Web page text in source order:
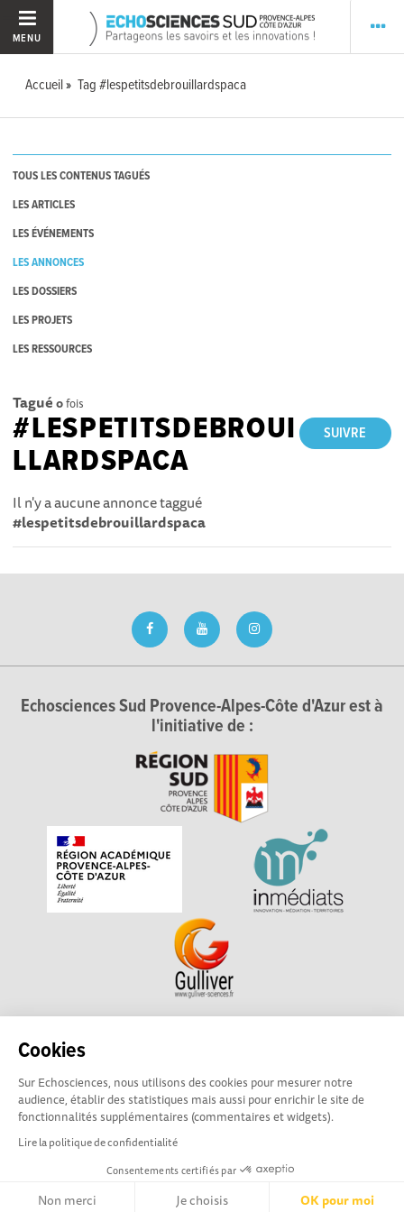
Cookies
Sur Echosciences, nous utilisons des cookies pour mesurer notre
audience, établir des statistiques mais aussi pour enrichir le site de
fonctionnalités supplémentaires (commentaires et widgets).
Lire la politique de confidentialité
Consentements certifiés par
Non merci Je choisis OK pour moi
MENU
Accueil Tag #lespetitsdebrouillardspaca
TOUS LES CONTENUS TAGUÉS
LES ARTICLES
LES ÉVÉNEMENTS
LES ANNONCES
LES DOSSIERS
LES PROJETS
LES RESSOURCES
Tagué 0fois
SUIVRE
#LESPETITSDEBROUI
LLARDSPACA
Il n'y a aucune annonce taggué
#lespetitsdebrouillardspaca
Echosciences Sud Provence-Alpes-Côte d'Azur est à
l'initiative de :
Echosciences Sud Provence-Alpes-Côte d'Azur est à
académique pour la Recherche et l'Innovation Provence-
Alpes-Côte d'Azur. La plateforme est mise en oeuvre pour
vous parGulliver
Mentions légales|Politique de confidentialité
Ligne éditoriale